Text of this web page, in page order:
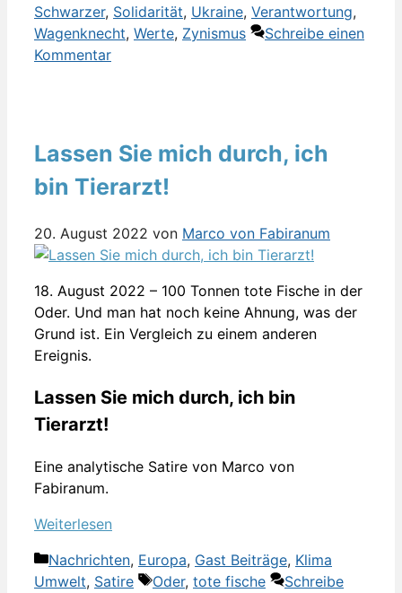
Schwarzer, Solidarität, Ukraine, Verantwortung,
Wagenknecht, Werte, Zynismus
Schreibe einen
Kommentar
Lassen Sie mich durch, ich
bin Tierarzt!
20. August 2022 von Marco von Fabiranum
18. August 2022 – 100 Tonnen tote Fische in der
Oder. Und man hat noch keine Ahnung, was der
Grund ist. Ein Vergleich zu einem anderen
Ereignis.
Lassen Sie mich durch, ich bin
Tierarzt!
Eine analytische Satire von Marco von
Fabiranum.
Weiterlesen
Kategorien
Nachrichten, Europa, Gast Beiträge, Klima
Umwelt, Satire Schlagwörter
Oder, tote fische
Schreibe